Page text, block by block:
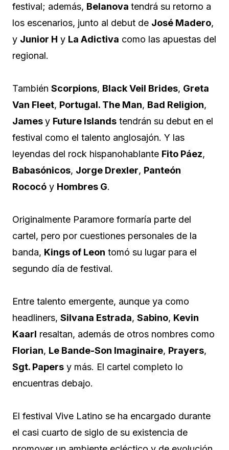
festival; además, Belanova tendrá su retorno a
los escenarios, junto al debut de José Madero,
y Junior H y La Adictiva como las apuestas del
regional.
También Scorpions, Black Veil Brides, Greta
Van Fleet, Portugal. The Man, Bad Religion,
Jamesy Future Islands tendrán su debut en el
festival como el talento anglosajón. Y las
leyendas del rock hispanohablante Fito Páez,
Babasónicos, Jorge Drexler, Panteón
Rococó y Hombres G.
Originalmente Paramore formaría parte del
cartel, pero por cuestiones personales de la
banda, Kings of Leon tomó su lugar para el
segundo día de festival.
Entre talento emergente, aunque ya como
headliners, Silvana Estrada, Sabino, Kevin
Kaarl resaltan, además de otros nombres como
Florian, Le Bande-Son Imaginaire, Prayers,
Sgt. Papers y más. El cartel completo lo
encuentras debajo.
El festival Vive Latino se ha encargado durante
el casi cuarto de siglo de su existencia de